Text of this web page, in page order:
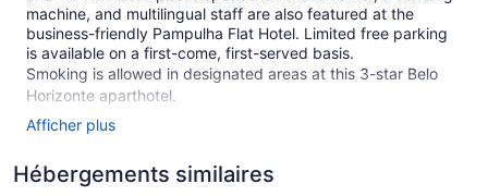
machine, and multilingual staff are also featured at the
business-friendly Pampulha Flat Hotel. Limited free parking
is available on a first-come, first-served basis.
Smoking is allowed in designated areas at this 3-star Belo
Horizonte aparthotel.
84 guestrooms or units
4 buildings
Afficher plus
Hébergements similaires